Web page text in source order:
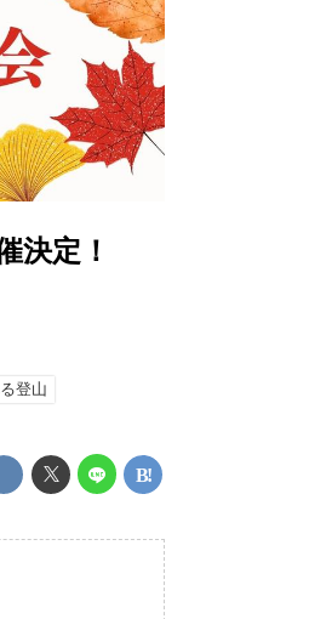
決定！
登山